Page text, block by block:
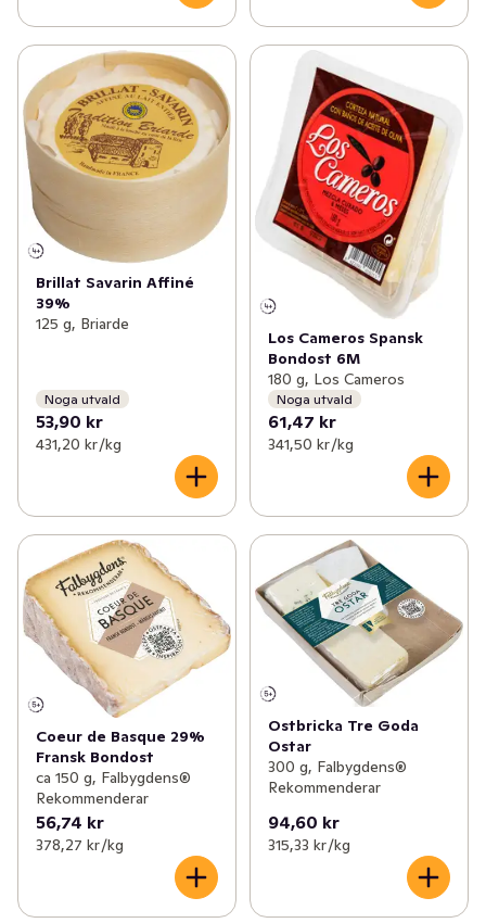
Brillat Savarin Affiné
39%
125 g, Briarde
Noga utvald
53,90 kr
431,20 kr /kg
Los Cameros Spansk
Bondost 6M
180 g, Los Cameros
Noga utvald
61,47 kr
341,50 kr /kg
Coeur de Basque 29%
Fransk Bondost
ca 150 g, Falbygdens®
Rekommenderar
56,74 kr
378,27 kr /kg
Ostbricka Tre Goda
Ostar
300 g, Falbygdens®
Rekommenderar
94,60 kr
315,33 kr /kg